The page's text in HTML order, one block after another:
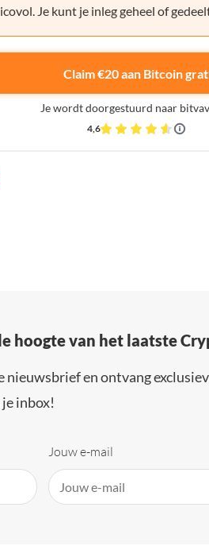
Je kunt je inleg geheel of
Claim €20 aan Bitcoin
Je wordt doorgestuurd naar
4,6
hoogte van het laatste
nieuwsbrief en ontvang
inbox!
Jouw e-mail